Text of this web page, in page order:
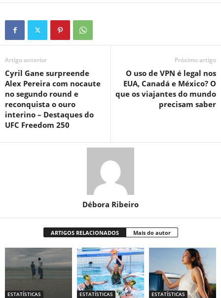
Artigo anterior
Cyril Gane surpreende
Alex Pereira com nocaute
no segundo round e
reconquista o ouro
interino – Destaques do
UFC Freedom 250
Próximo artigo
O uso de VPN é legal nos
EUA, Canadá e México? O
que os viajantes do mundo
precisam saber
Débora Ribeiro
ARTIGOS RELACIONADOS Mais do autor
ESTATÍSTICAS ESTATÍSTICAS ESTATÍSTICAS